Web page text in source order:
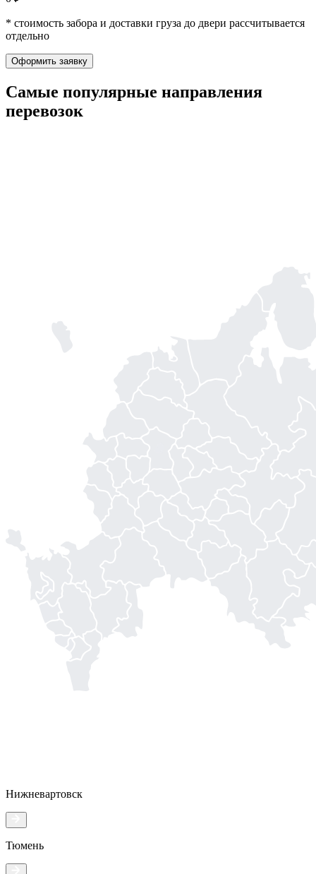
* стоимость забора и доставки груза до двери рассчитывается
отдельно
Оформить заявку
Самые популярные направления
перевозок
Нижневартовск
Тюмень